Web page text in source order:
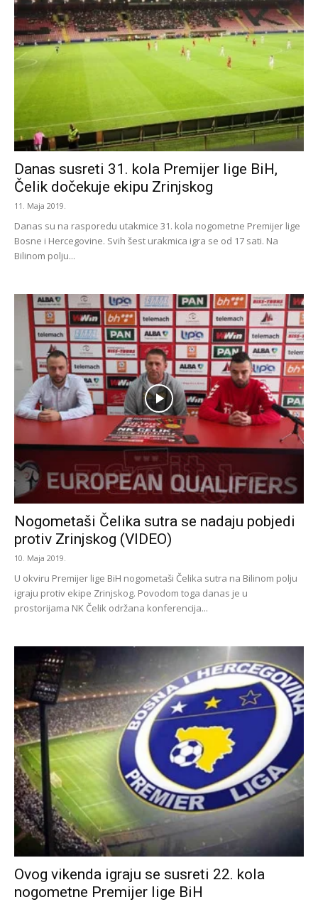
Danas susreti 31. kola Premijer lige BiH,
Čelik dočekuje ekipu Zrinjskog
11. Maja 2019.
Danas su na rasporedu utakmice 31. kola nogometne Premijer lige
Bosne i Hercegovine. Svih šest urakmica igra se od 17 sati. Na
Bilinom polju...
Nogometaši Čelika sutra se nadaju pobjedi
protiv Zrinjskog (VIDEO)
10. Maja 2019.
U okviru Premijer lige BiH nogometaši Čelika sutra na Bilinom polju
igraju protiv ekipe Zrinjskog. Povodom toga danas je u
prostorijama NK Čelik održana konferencija...
Ovog vikenda igraju se susreti 22. kola
nogometne Premijer lige BiH